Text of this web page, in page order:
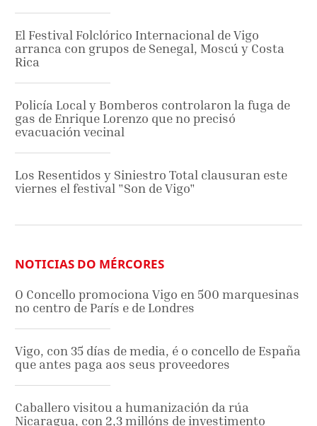
El Festival Folclórico Internacional de Vigo
arranca con grupos de Senegal, Moscú y Costa
Rica
Policía Local y Bomberos controlaron la fuga de
gas de Enrique Lorenzo que no precisó
evacuación vecinal
Los Resentidos y Siniestro Total clausuran este
viernes el festival "Son de Vigo"
NOTICIAS DO MÉRCORES
O Concello promociona Vigo en 500 marquesinas
no centro de París e de Londres
Vigo, con 35 días de media, é o concello de España
que antes paga aos seus proveedores
Caballero visitou a humanización da rúa
Nicaragua, con 2,3 millóns de investimento